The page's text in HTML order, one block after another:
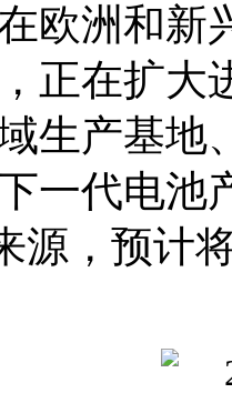
欧洲和
正在扩大
生产基地
一代电池
源，预计